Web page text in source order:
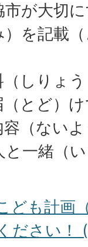
が大切
を記載
しりょ
とど）
（ない
一緒（
も計画
ださい！